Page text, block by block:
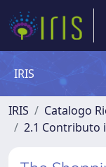
IRIS
IRIS Catalogo
2.1 Contributo